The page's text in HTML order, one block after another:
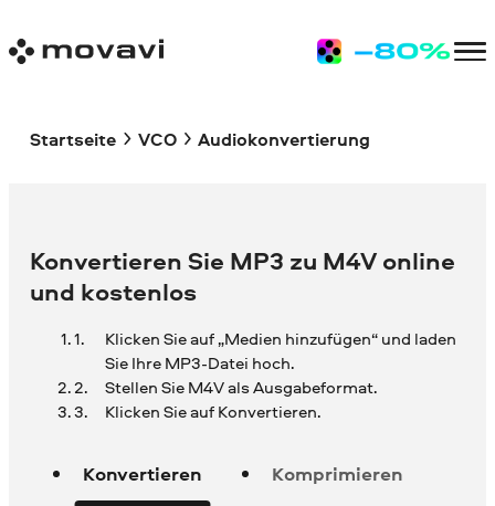
Startseite VCO Audiokonvertierung
Konvertieren Sie MP3 zu M4V online
und kostenlos
Klicken Sie auf „Medien hinzufügen“ und laden
Sie IhreMP3-Datei hoch.
Stellen Sie M4V als Ausgabeformat.
Klicken Sie auf Konvertieren.
Konvertieren Komprimieren